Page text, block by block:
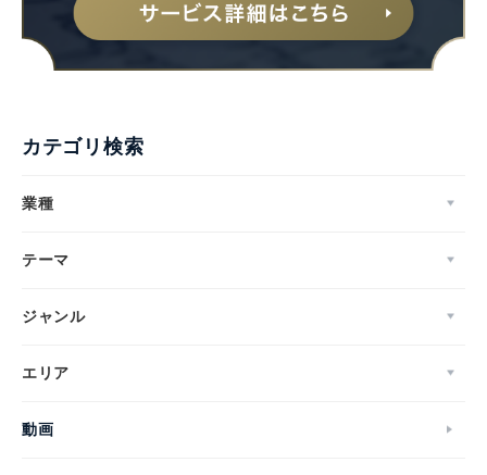
カテゴリ検索
業種
テーマ
ジャンル
エリア
動画